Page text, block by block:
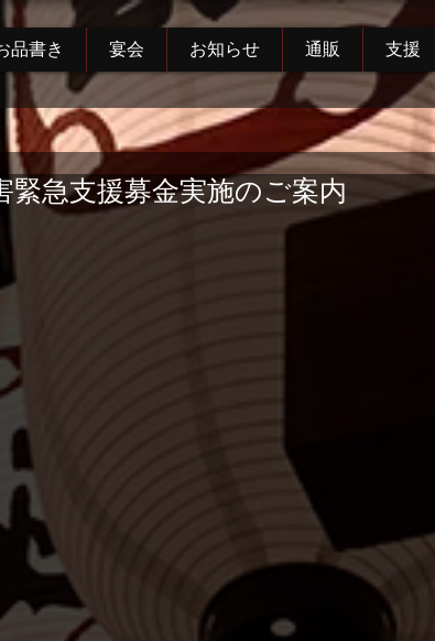
品書き 宴会 お知らせ 通販 支援
急支援募金実施のご案内